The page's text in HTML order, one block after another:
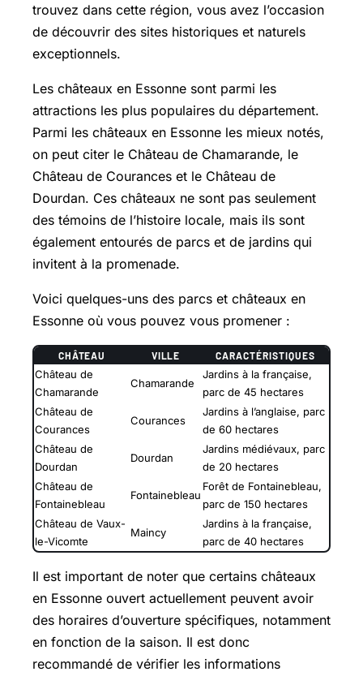
trouvez dans cette région, vous avez l’occasion
de découvrir des sites historiques et naturels
exceptionnels.
Les châteaux en Essonne sont parmi les
attractions les plus populaires du département.
Parmi les châteaux en Essonne les mieux notés,
on peut citer le Château de Chamarande, le
Château de Courances et le Château de
Dourdan. Ces châteaux ne sont pas seulement
des témoins de l’histoire locale, mais ils sont
également entourés de parcs et de jardins qui
invitent à la promenade.
Voici quelques-uns des parcs et châteaux en
Essonne où vous pouvez vous promener :
CHÂTEAU VILLE CARACTÉRISTIQUES
Château de
Chamarande
Chamarande
Jardins à la française,
parc de 45 hectares
Château de
Courances
Courances
Jardins à l’anglaise, parc
de 60 hectares
Château de
Dourdan
Dourdan
Jardins médiévaux, parc
de 20 hectares
Château de
Fontainebleau
Fontainebleau
Forêt de Fontainebleau,
parc de 150 hectares
Château de Vaux-
le-Vicomte
Maincy
Jardins à la française,
parc de 40 hectares
Il est important de noter que certains châteaux
en Essonne ouvert actuellement peuvent avoir
des horaires d’ouverture spécifiques, notamment
en fonction de la saison. Il est donc
recommandé de vérifier les informations